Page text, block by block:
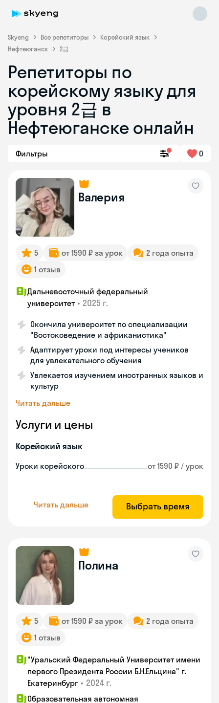
Skyeng Все репетиторы
Корейский язык
Нефтеюганск
2급
Репетиторы по
корейскому языку для
уровня 2급 в
Нефтеюганске онлайн
Фильтры 0
Валерия
5 от 1590 ₽ за урок
2 года опыта
1 отзыв
Дальневосточный федеральный
университет • 2025 г.
Окончила университет по специализации
"Востоковедение и африканистика"
Адаптирует уроки под интересы учеников
для увлекательного обучения
Увлекается изучением иностранных языков и
культур
Читать дальше
Услуги и цены
Корейский язык
Уроки корейского от 1590 ₽ / урок
Читать дальше Выбрать время
Полина
5 от 1590 ₽ за урок
2 года опыта
1 отзыв
"Уральский Федеральный Университет имени
первого Президента России Б.Н.Ельцина" г.
Екатеринбург • 2024 г.
Образовательная автономная
Skyeng Chat
online